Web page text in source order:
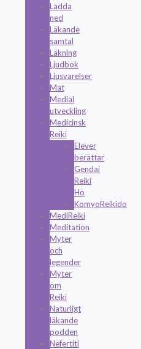
Ladda
ned
Läkande
samtal
Läkning
Ljudbok
Ljusvarelser
Mat
Medial
utveckling
Medicinsk
Reiki
Elever
berättar
Gendai
Reiki
Ho
KomyoReikido
MediReiki
Meditation
Myter
och
legender
Myter
om
Reiki
Naturligt
läkande
podden
Nefertiti